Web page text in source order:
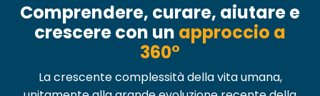
Comprendere, curare, aiutare e
crescere con un approccio a
360°
La crescente complessità della vita umana,